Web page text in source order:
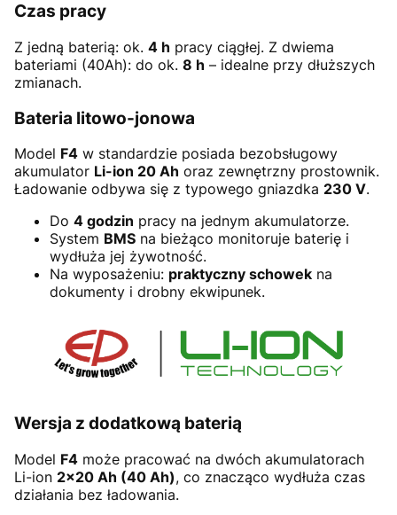
Czas pracy
Z jedną baterią: ok. 4 h pracy ciągłej. Z dwiema
bateriami (40Ah): do ok. 8 h – idealne przy dłuższych
zmianach.
Bateria litowo-jonowa
Model F4 w standardzie posiada bezobsługowy
akumulator Li-ion 20 Ah oraz zewnętrzny prostownik.
Ładowanie odbywa się z typowego gniazdka 230 V.
Do 4 godzin pracy na jednym akumulatorze.
System BMS na bieżąco monitoruje baterię i
wydłuża jej żywotność.
Na wyposażeniu: praktyczny schowek na
dokumenty i drobny ekwipunek.
Wersja z dodatkową baterią
Model F4 może pracować na dwóch akumulatorach
Li-ion 2×20 Ah (40 Ah), co znacząco wydłuża czas
działania bez ładowania.